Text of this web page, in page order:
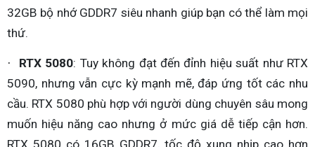
32GB bộ nhớ GDDR7 siêu nhanh giúp bạn có thể làm mọi
thứ.
· RTX 5080: Tuy không đạt đến đỉnh hiệu suất như RTX
5090, nhưng vẫn cực kỳ mạnh mẽ, đáp ứng tốt các nhu
cầu. RTX 5080 phù hợp với người dùng chuyên sâu mong
muốn hiệu năng cao nhưng ở mức giá dễ tiếp cận hơn.
RTX 5080 có 16GB GDDR7, tốc độ xung nhịp cao hơn